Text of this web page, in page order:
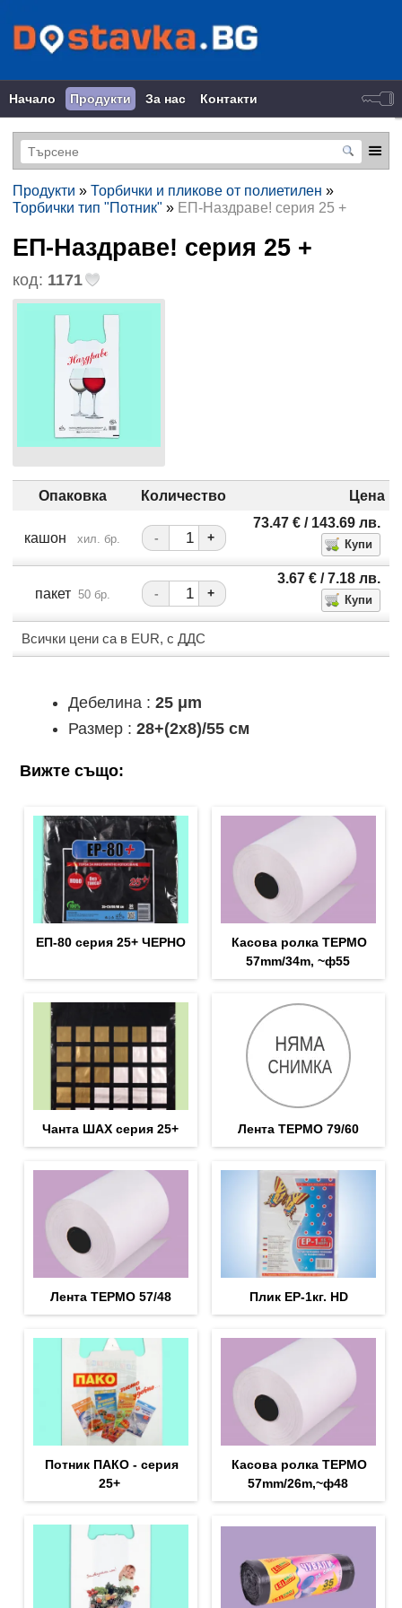
Начало Продукти За нас Контакти
Продукти » Торбички и пликове от полиетилен »
Торбички тип "Потник" » ЕП-Наздраве! серия 25 +
ЕП-Наздраве! серия 25 +
код: 1171
Опаковка Количество Цена
кашон хил. бр. - +
73.47 €/ 143.69 лв.
пакет 50 бр. - +
3.67 €/ 7.18 лв.
Всички цени са в EUR, с ДДС
Дебелина : 25 μm
Размер : 28+(2x8)/55 см
Вижте също:
ЕП-80 серия 25+ ЧЕРНО
Касова ролка ТЕРМО
57mm/34m, ~ф55
Чанта ШАХ серия 25+ Лента ТЕРМО 79/60
Лента ТЕРМО 57/48 Плик EP-1кг. HD
Потник ПАКО - серия
25+
Касова ролка ТЕРМО
57mm/26m,~ф48